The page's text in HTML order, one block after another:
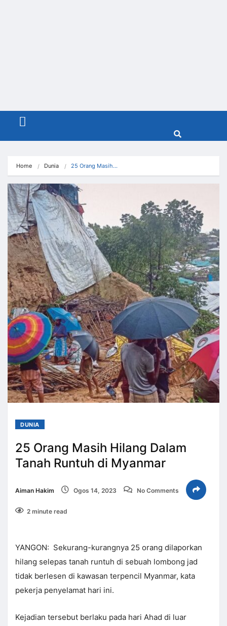
Menu
Home Dunia 25 Orang Masih…
DUNIA
25 Orang Masih Hilang Dalam
Tanah Runtuh di Myanmar
Aiman Hakim Ogos 14, 2023 No Comments
2 minute read
YANGON: Sekurang-kurangnya 25 orang dilaporkan
hilang selepas tanah runtuh di sebuah lombong jad
tidak berlesen di kawasan terpencil Myanmar, kata
pekerja penyelamat hari ini.
Kejadian tersebut berlaku pada hari Ahad di luar